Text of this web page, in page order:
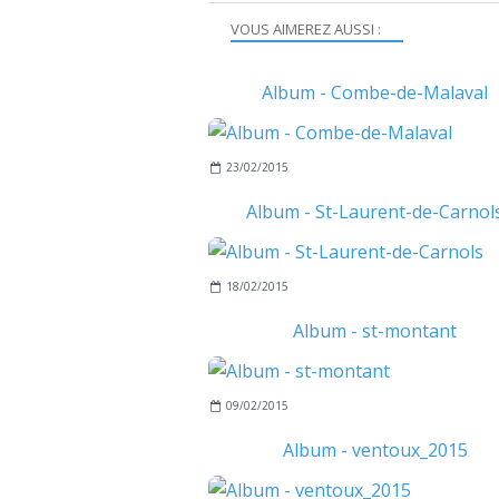
VOUS AIMEREZ AUSSI :
Album - Combe-de-Malaval
23/02/2015
Album - St-Laurent-de-
18/02/2015
Album - st-montant
09/02/2015
Album - ventoux_2015